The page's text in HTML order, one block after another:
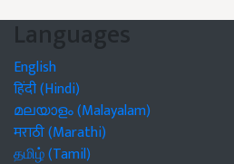
Languages
English
हिंदी (Hindi)
മലയാളം (Malayalam)
मराठी (Marathi)
தமிழ் (Tamil)